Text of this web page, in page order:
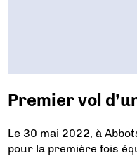
Premier vol
Le 30 mai 2022, à
pour la première fois